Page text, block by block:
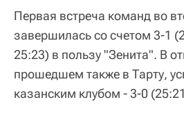
Первая встреча команд во
завершилась со счетом 3-1
25:23) в пользу "Зенита". В
прошедшем также в Тарту,
казанским клубом - 3-0